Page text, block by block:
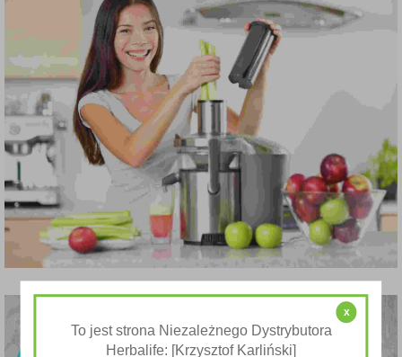
x
To jest strona Niezależnego Dystrybutora
Herbalife: [Krzysztof Karliński]